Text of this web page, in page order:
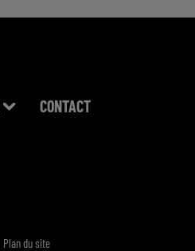
CONTACT
Plan du site